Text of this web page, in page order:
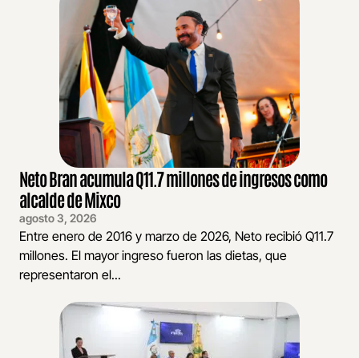
Neto Bran acumula Q11.7 millones de ingresos como
alcalde de Mixco
agosto 3, 2026
Entre enero de 2016 y marzo de 2026, Neto recibió Q11.7
millones. El mayor ingreso fueron las dietas, que
representaron el...